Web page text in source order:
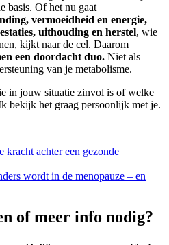
basis. Of het nu gaat
vermoeidheid en energie,
uithouding en herstel, wie
kijkt naar de cel. Daarom
een doordacht duo. Niet als
van je metabolisme.
in jouw situatie zinvol is of welke
bekijk het graag persoonlijk met je.
kracht achter een gezonde
wordt in de menopauze – en
of meer info nodig?